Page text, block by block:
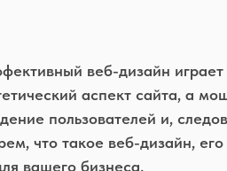
веб-дизайн играет
аспект сайта, а
пользователей и,
что такое веб-дизайн,
вашего бизнеса.